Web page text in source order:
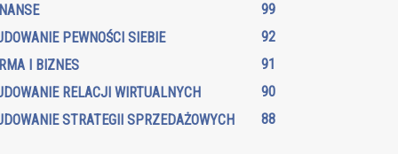
99
PEWNOŚCI SIEBIE
92
I BIZNES
91
RELACJI WIRTUALNYCH
90
STRATEGII SPRZEDAŻOWYCH
88